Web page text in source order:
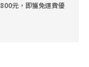
元，即獲免運費優